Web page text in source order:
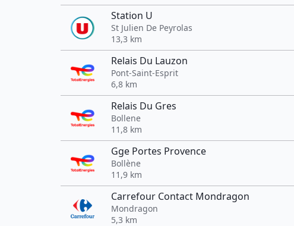
Station U
St Julien De Peyrolas
13,3 km
Relais Du Lauzon
Pont-Saint-Esprit
6,8 km
Relais Du Gres
Bollene
11,8 km
Gge Portes Provence
Bollène
11,9 km
Carrefour Contact Mondragon
Mondragon
5,3 km